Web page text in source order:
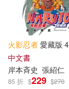
火影忍者愛藏版 4
中文書
岸本斉史 張紹仁
85 折 $229 $270